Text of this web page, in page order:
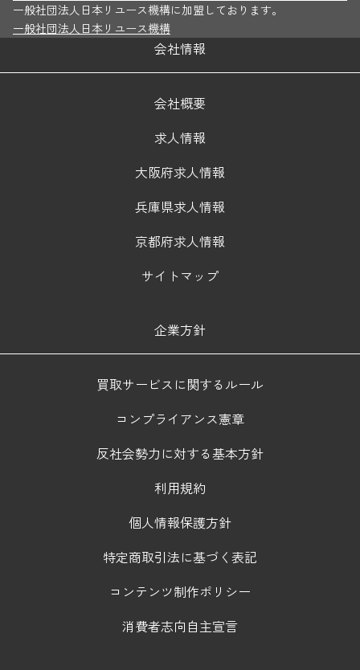
一般社団法人日本リユース機構に加盟しております。
一般社団法人日本リユース機構
会社情報
会社概要
求人情報
大阪府求人情報
兵庫県求人情報
京都府求人情報
サイトマップ
企業方針
買取サービスに関するルール
コンプライアンス憲章
反社会勢力に対する基本方針
利用規約
個人情報保護方針
特定商取引法に基づく表記
コンテンツ制作ポリシー
消費者志向自主宣言